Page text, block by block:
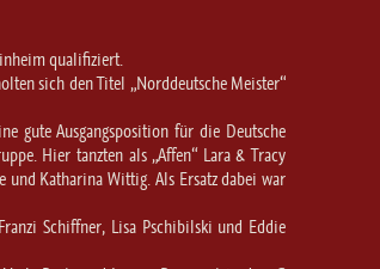
qualifiziert.
sich den Titel „Norddeutsche Meister“
gute Ausgangsposition für die Deutsche
Hier tanzten als „Affen“ Lara & Tracy
und Katharina Wittig. Als Ersatz dabei war
Schiffner, Lisa Pschibilski und Eddie